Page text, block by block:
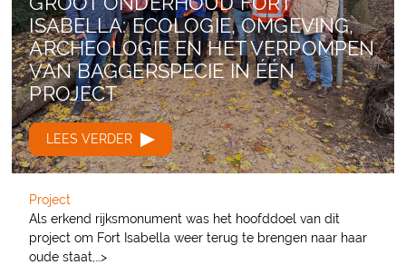
ISABELLA: ECOLOGIE, OMGEVING,
ARCHEOLOGIE EN HET VERPOMPEN
VAN BAGGERSPECIE IN ÉÉN
PROJECT
LEES VERDER
Project
Als erkend rijksmonument was het hoofddoel van dit
project om Fort Isabella weer terug te brengen naar haar
oude staat,…>